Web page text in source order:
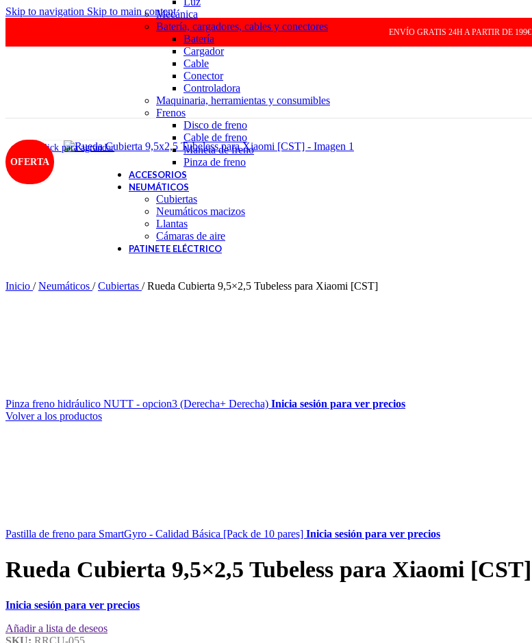
Skip to navigation Skip to main content
ENVÍO GRATIS 24H A PARTIR DE 199€
Mecánica
Batería, cargadores, cables y conectores
Batería
Cargador
Cable
Conector
Controladora
Maquinaria, herramientas y consumibles
Frenos
Disco de freno
Cable de freno
Maneta de freno
Pinza de freno
ACCESORIOS
NEUMÁTICOS
Cubiertas
Neumáticos macizos
Llantas
Cámaras de aire
PATINETE ELÉCTRICO
OFERTA
Haga Click para agrandar
Inicio / Neumáticos / Cubiertas / Rueda Cubierta 9,5×2,5 Tubeless para Xiaomi [CST]
Pinza freno hidráulico NUTT - opcion3 (Derecha+ Derecha) Inicia sesión para ver precios
Volver a los productos
Pastilla de freno para SmartGyro - Calidad Básica [Pack de 10 pares] Inicia sesión para ver precios
Rueda Cubierta 9,5×2,5 Tubeless para Xiaomi [CST]
Inicia sesión para ver precios
Añadir a lista de deseos
SKU: RRCU-055